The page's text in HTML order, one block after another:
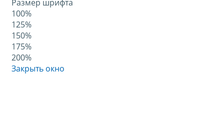
Размер шрифта
100%
125%
150%
175%
200%
Закрыть окно